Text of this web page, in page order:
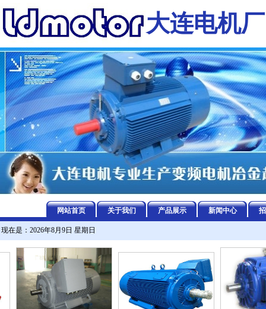
大连电机厂
网站首页 关于我们 产品展示 新闻中心
现在是：2026年8月9日 星期日